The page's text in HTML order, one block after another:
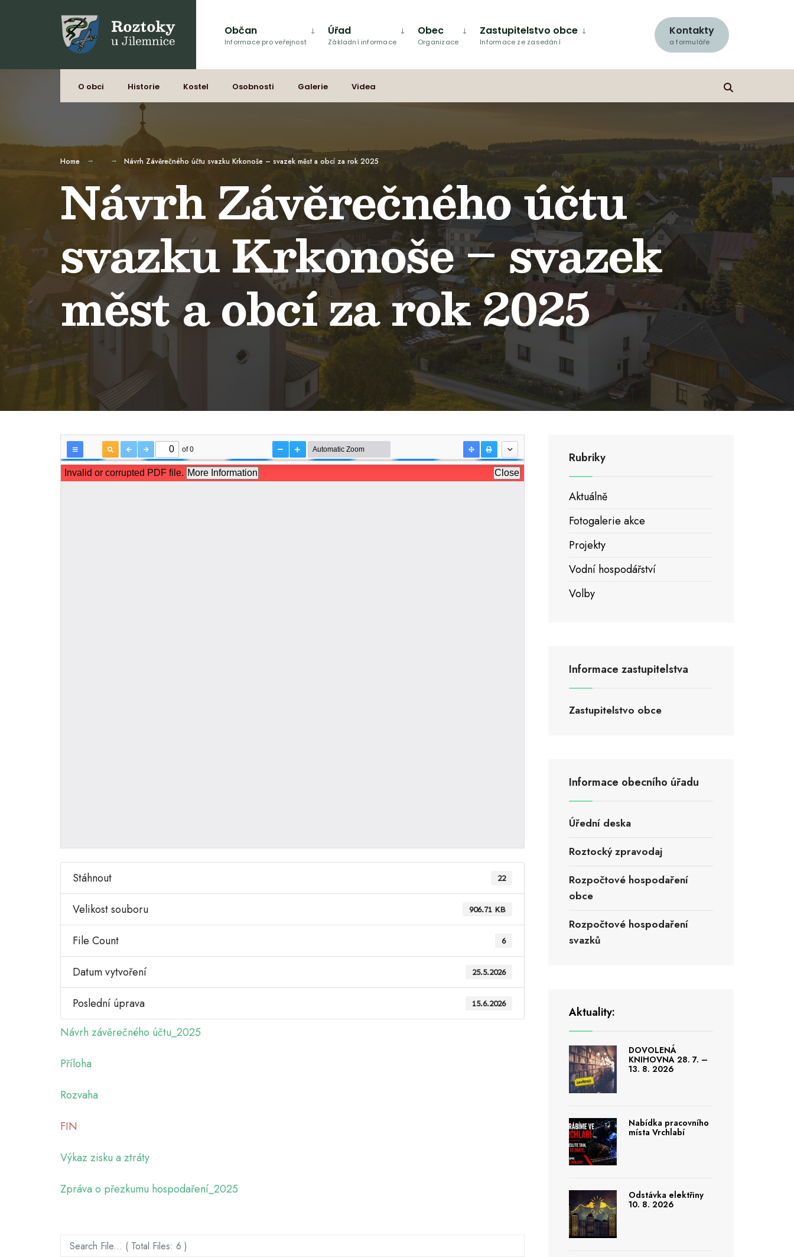
Kontakty
a formuláře
Občan
Informace pro veřejnost
Úřad
Základní informace
Obec
Organizace
Zastupitelstvo obce
Informace ze zasedání
O obci Historie Kostel Osobnosti Galerie Videa
Home Návrh Závěrečného účtu svazku Krkonoše – svazek měst a obcí za rok 2025
Návrh Závěrečného účtu
svazku Krkonoše – svazek
měst a obcí za rok 2025
Stáhnout 22
Velikost souboru 906.71 KB
File Count 6
Datum vytvoření 25.5.2026
Poslední úprava 15.6.2026
Návrh závěrečného účtu_2025
Příloha
Rozvaha
FIN
Výkaz zisku a ztráty
Zpráva o přezkumu hospodaření_2025
Rubriky
Aktuálně
Fotogalerie akce
Projekty
Vodní hospodářství
Volby
Informace zastupitelstva
Zastupitelstvo obce
Informace obecního úřadu
Úřední deska
Roztocký zpravodaj
Rozpočtové hospodaření
obce
Rozpočtové hospodaření
svazků
Aktuality:
DOVOLENÁ
KNIHOVNA 28. 7. –
13. 8. 2026
Nabídka pracovního
místa Vrchlabí
Odstávka elektřiny
10. 8. 2026